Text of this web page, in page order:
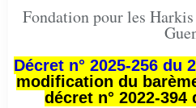
Fondation pour les
Décret n° 2025-256 du
modification du
décret n° 2022-394